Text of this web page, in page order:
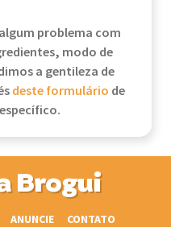
problema com
modo de
a gentileza de
deste formulário de
Brogui
ANUNCIE CONTATO